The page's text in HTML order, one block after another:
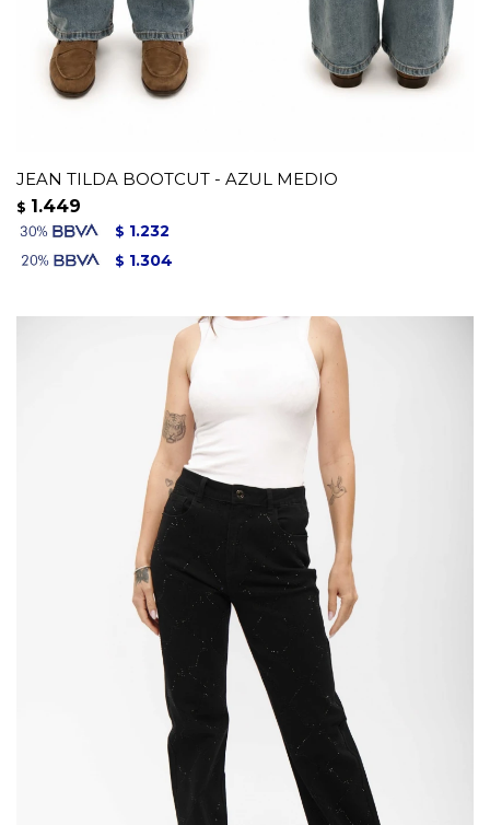
JEAN TILDA BOOTCUT - AZUL MEDIO
$ 1.449
$ 1.232
$ 1.304